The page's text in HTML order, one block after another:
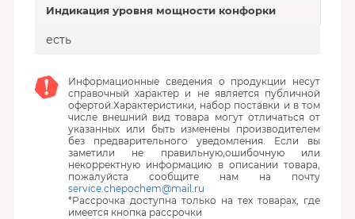
Индикация уровня мощности конфорки
есть
Информационные сведения о продукции несут
справочный характер и не является публичной
офертой.Характеристики, набор поставки и в том
числе внешний вид товара могут отличаться от
указанных или быть изменены производителем
без предварительного уведомления. Если вы
заметили не правильную,ошибочную или
некорректную информацию в описании товара,
пожалуйста сообщите нам на почту
service.chepochem@mail.ru
*Рассрочка доступна только на тех товарах, где
имеется кнопка рассрочки